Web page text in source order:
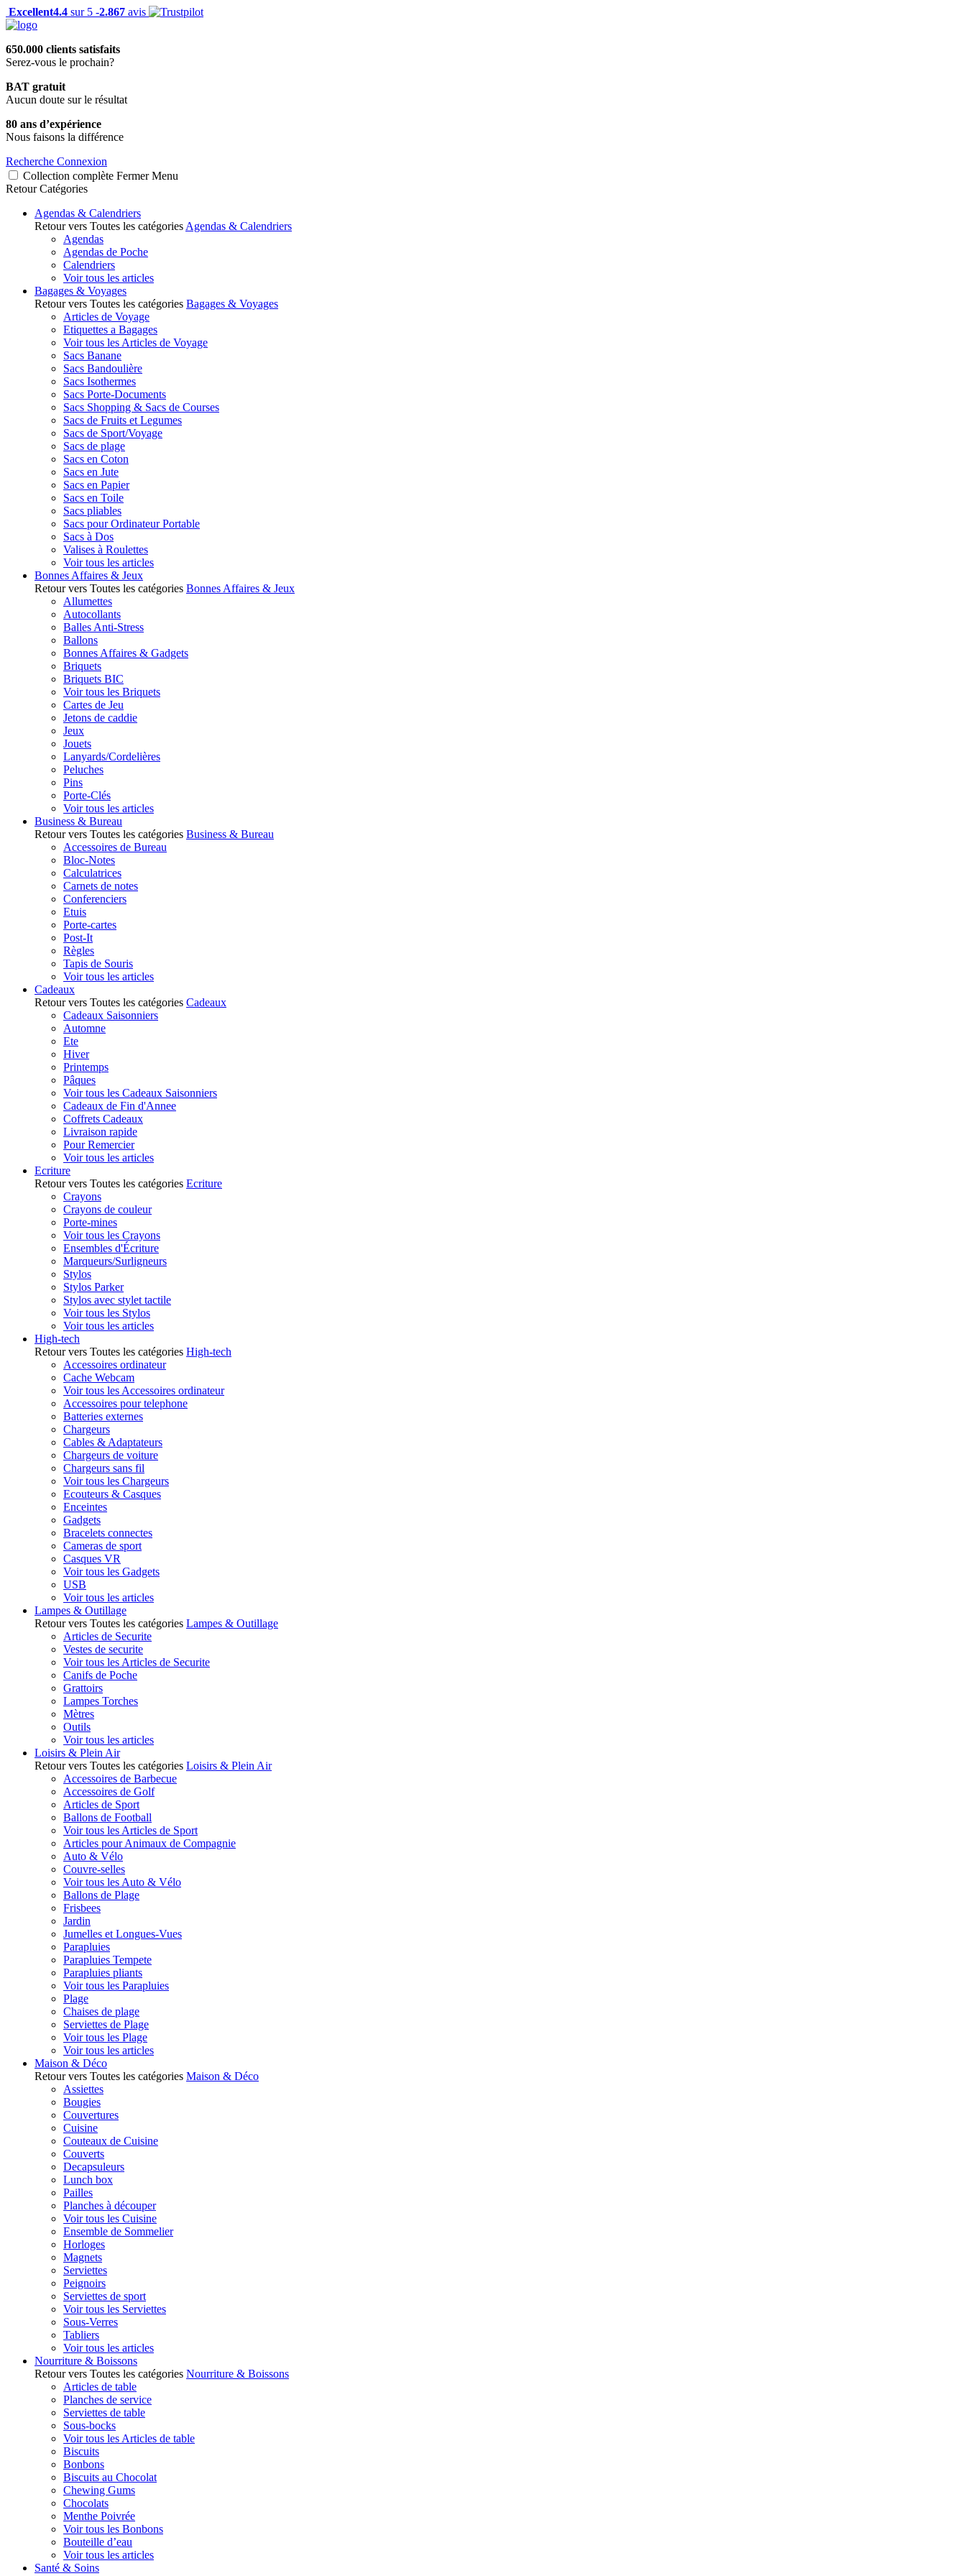
Excellent4.4 sur 5 -2.867 avis
650.000 clients satisfaits
Serez-vous le prochain?
BAT gratuit
Aucun doute sur le résultat
80 ans d’expérience
Nous faisons la différence
Recherche Connexion
Collection complète Fermer Menu
Retour Catégories
Agendas & Calendriers
Retour vers Toutes les catégories Agendas & Calendriers
Agendas
Agendas de Poche
Calendriers
Voir tous les articles
Bagages & Voyages
Retour vers Toutes les catégories Bagages & Voyages
Articles de Voyage
Etiquettes a Bagages
Voir tous les Articles de Voyage
Sacs Banane
Sacs Bandoulière
Sacs Isothermes
Sacs Porte-Documents
Sacs Shopping & Sacs de Courses
Sacs de Fruits et Legumes
Sacs de Sport/Voyage
Sacs de plage
Sacs en Coton
Sacs en Jute
Sacs en Papier
Sacs en Toile
Sacs pliables
Sacs pour Ordinateur Portable
Sacs à Dos
Valises à Roulettes
Voir tous les articles
Bonnes Affaires & Jeux
Retour vers Toutes les catégories Bonnes Affaires & Jeux
Allumettes
Autocollants
Balles Anti-Stress
Ballons
Bonnes Affaires & Gadgets
Briquets
Briquets BIC
Voir tous les Briquets
Cartes de Jeu
Jetons de caddie
Jeux
Jouets
Lanyards/Cordelières
Peluches
Pins
Porte-Clés
Voir tous les articles
Business & Bureau
Retour vers Toutes les catégories Business & Bureau
Accessoires de Bureau
Bloc-Notes
Calculatrices
Carnets de notes
Conferenciers
Etuis
Porte-cartes
Post-It
Règles
Tapis de Souris
Voir tous les articles
Cadeaux
Retour vers Toutes les catégories Cadeaux
Cadeaux Saisonniers
Automne
Ete
Hiver
Printemps
Pâques
Voir tous les Cadeaux Saisonniers
Cadeaux de Fin d'Annee
Coffrets Cadeaux
Livraison rapide
Pour Remercier
Voir tous les articles
Ecriture
Retour vers Toutes les catégories Ecriture
Crayons
Crayons de couleur
Porte-mines
Voir tous les Crayons
Ensembles d'Écriture
Marqueurs/Surligneurs
Stylos
Stylos Parker
Stylos avec stylet tactile
Voir tous les Stylos
Voir tous les articles
High-tech
Retour vers Toutes les catégories High-tech
Accessoires ordinateur
Cache Webcam
Voir tous les Accessoires ordinateur
Accessoires pour telephone
Batteries externes
Chargeurs
Cables & Adaptateurs
Chargeurs de voiture
Chargeurs sans fil
Voir tous les Chargeurs
Ecouteurs & Casques
Enceintes
Gadgets
Bracelets connectes
Cameras de sport
Casques VR
Voir tous les Gadgets
USB
Voir tous les articles
Lampes & Outillage
Retour vers Toutes les catégories Lampes & Outillage
Articles de Securite
Vestes de securite
Voir tous les Articles de Securite
Canifs de Poche
Grattoirs
Lampes Torches
Mètres
Outils
Voir tous les articles
Loisirs & Plein Air
Retour vers Toutes les catégories Loisirs & Plein Air
Accessoires de Barbecue
Accessoires de Golf
Articles de Sport
Ballons de Football
Voir tous les Articles de Sport
Articles pour Animaux de Compagnie
Auto & Vélo
Couvre-selles
Voir tous les Auto & Vélo
Ballons de Plage
Frisbees
Jardin
Jumelles et Longues-Vues
Parapluies
Parapluies Tempete
Parapluies pliants
Voir tous les Parapluies
Plage
Chaises de plage
Serviettes de Plage
Voir tous les Plage
Voir tous les articles
Maison & Déco
Retour vers Toutes les catégories Maison & Déco
Assiettes
Bougies
Couvertures
Cuisine
Couteaux de Cuisine
Couverts
Decapsuleurs
Lunch box
Pailles
Planches à découper
Voir tous les Cuisine
Ensemble de Sommelier
Horloges
Magnets
Serviettes
Peignoirs
Serviettes de sport
Voir tous les Serviettes
Sous-Verres
Tabliers
Voir tous les articles
Nourriture & Boissons
Retour vers Toutes les catégories Nourriture & Boissons
Articles de table
Planches de service
Serviettes de table
Sous-bocks
Voir tous les Articles de table
Biscuits
Bonbons
Biscuits au Chocolat
Chewing Gums
Chocolats
Menthe Poivrée
Voir tous les Bonbons
Bouteille d’eau
Voir tous les articles
Santé & Soins